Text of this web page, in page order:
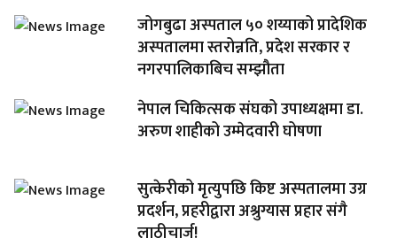
जोगबुढा अस्पताल ५० शय्याको प्रादेशिक
अस्पतालमा स्तरोन्नति, प्रदेश सरकार र
नगरपालिकाबिच सम्झौता
नेपाल चिकित्सक संघको उपाध्यक्षमा डा.
अरुण शाहीको उम्मेदवारी घोषणा
सुत्केरीको मृत्युपछि किष्ट अस्पतालमा उग्र
प्रदर्शन, प्रहरीद्वारा अश्रुग्यास प्रहार संगै